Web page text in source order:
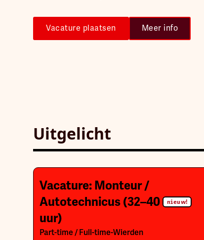
Vacature plaatsen Meer info
Uitgelicht
Vacature: Monteur /
Autotechnicus (32–40
uur)
nieuw!
Part-time / Full-time-Wierden